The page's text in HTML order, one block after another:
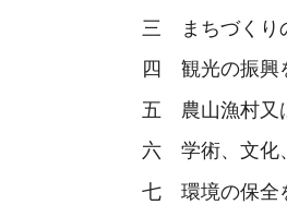
三 まちづくり
四 観光の振興
五 農山漁村又
六 学術、文化
七 環境の保全